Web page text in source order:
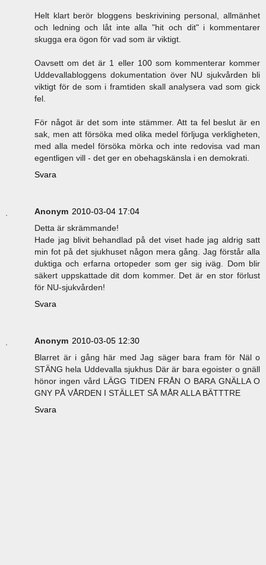
Helt klart berör bloggens beskrivining personal, allmänhet
och ledning och låt inte alla "hit och dit" i kommentarer
skugga era ögon för vad som är viktigt.
Oavsett om det är 1 eller 100 som kommenterar kommer
Uddevallabloggens dokumentation över NU sjukvården bli
viktigt för de som i framtiden skall analysera vad som gick
fel.
För något är det som inte stämmer. Att ta fel beslut är en
sak, men att försöka med olika medel förljuga verkligheten,
med alla medel försöka mörka och inte redovisa vad man
egentligen vill - det ger en obehagskänsla i en demokrati.
Svara
Anonym 2010-03-04 17:04
Detta är skrämmande!
Hade jag blivit behandlad på det viset hade jag aldrig satt
min fot på det sjukhuset någon mera gång. Jag förstår alla
duktiga och erfarna ortopeder som ger sig iväg. Dom blir
säkert uppskattade dit dom kommer. Det är en stor förlust
för NU-sjukvården!
Svara
Anonym 2010-03-05 12:30
Blarret är i gång här med Jag säger bara fram för Näl o
STÄNG hela Uddevalla sjukhus Där är bara egoister o gnäll
hönor ingen vård LÄGG TIDEN FRÅN O BARA GNÄLLA O
GNY PÅ VÅRDEN I STÄLLET SÅ MÅR ALLA BÄTTTRE
Svara